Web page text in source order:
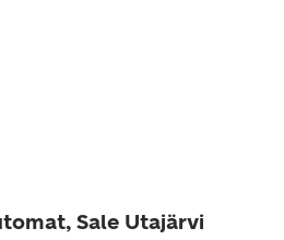
Sale Utajärvi